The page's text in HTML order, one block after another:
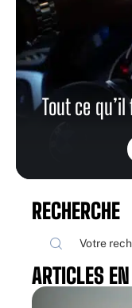
Tout ce
RECHERCHE
ARTICLES